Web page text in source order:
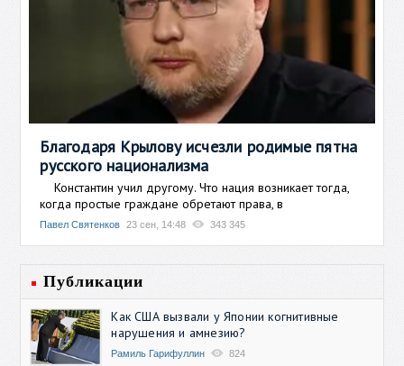
Благодаря Крылову исчезли родимые пятна
русского национализма
Константин учил другому. Что нация возникает тогда,
когда простые граждане обретают права, в
Павел Святенков 23 сен, 14:48 343 345
Публикации
Как США вызвали у Японии когнитивные
нарушения и амнезию?
Рамиль Гарифуллин 824